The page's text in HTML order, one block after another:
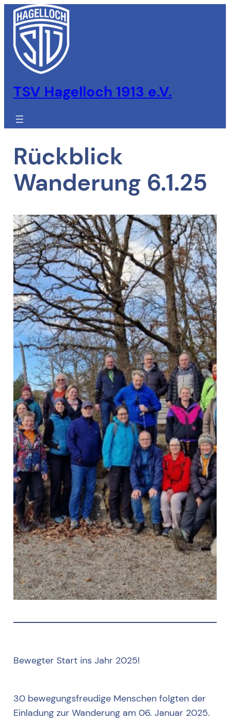
Zum
Inhalt
springen
TSV Hagelloch 1913 e.V.
Rückblick
Wanderung 6.1.25
Bewegter Start ins Jahr 2025!
30 bewegungsfreudige Menschen folgten der
Einladung zur Wanderung am 06. Januar 2025.